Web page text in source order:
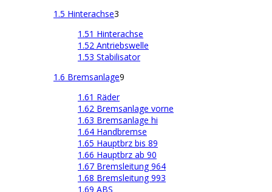
1.5 Hinterachse3
1.51 Hinterachse
1.52 Antriebswelle
1.53 Stabilisator
1.6 Bremsanlage9
1.61 Räder
1.62 Bremsanlage vorne
1.63 Bremsanlage hi
1.64 Handbremse
1.65 Hauptbrz bis 89
1.66 Hauptbrz ab 90
1.67 Bremsleitung 964
1.68 Bremsleitung 993
1.69 ABS